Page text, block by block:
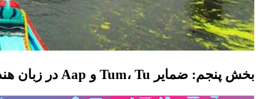
بخش پنجم: ضمایر Tum، Tu و Aap در زبان هندی